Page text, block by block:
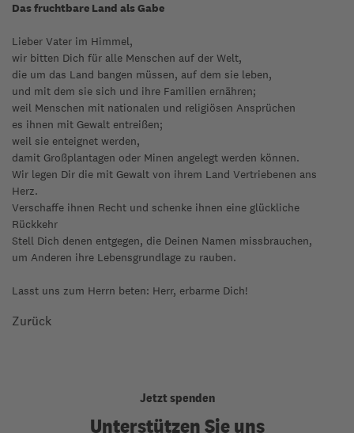
Das fruchtbare Land als Gabe
Lieber Vater im Himmel,
wir bitten Dich für alle Menschen auf der Welt,
die um das Land bangen müssen, auf dem sie leben,
und mit dem sie sich und ihre Familien ernähren;
weil Menschen mit nationalen und religiösen Ansprüchen
es ihnen mit Gewalt entreißen;
weil sie enteignet werden,
damit Großplantagen oder Minen angelegt werden können.
Wir legen Dir die mit Gewalt von ihrem Land Vertriebenen ans
Herz.
Verschaffe ihnen Recht und schenke ihnen eine glückliche
Rückkehr
Stell Dich denen entgegen, die Deinen Namen missbrauchen,
um Anderen ihre Lebensgrundlage zu rauben.
Lasst uns zum Herrn beten: Herr, erbarme Dich!
Zurück
Jetzt spenden
Unterstützen Sie uns